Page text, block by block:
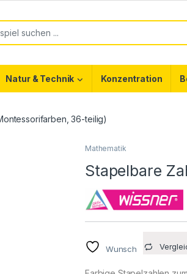
Natur & Technik Konzentration
36-teilig)
Mathematik
Stapelbare
Wunsch